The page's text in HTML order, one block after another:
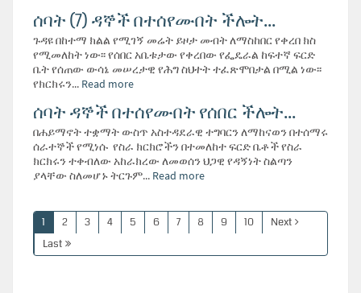
ሰባት (7) ዳኞች በተሰየሙበት ችሎት...
ጉዳዩ በከተማ ክልል የሚገኝ መሬት ይዞታ መብት ለማስከበር የቀረበ ክስ
የሚመለከት ነው፡፡ የሰበር አቤቱታው የቀረበው የፌዴራል ከፍተኛ ፍርድ
ቤት የሰጠው ውሳኔ መሠረታዊ የሕግ ስህተት ተፈጽሞበታል በሚል ነው፡፡
የክርክሩን... Read more
ሰባት ዳኞች በተሰየሙበት የሰበር ችሎት...
በሐይማኖት ተቋማት ውስጥ አስተዳደራዊ ተግባርን ለማከናወን በተሰማሩ
ሰራተኞች የሚነሱ የስራ ክርክሮችን በተመለከተ ፍርድ ቤቶች የስራ
ክርክሩን ተቀብለው አከራክረው ለመወሰን ህጋዊ የዳኝነት ስልጣን
ያላቸው ስለመሆኑ ትርጉም... Read more
1 2 3 4 5 6 7 8 9 10
Next
Last